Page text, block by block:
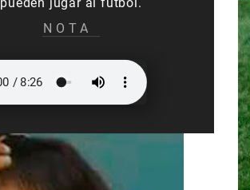
pueden jugar al fútbol.
NOTA